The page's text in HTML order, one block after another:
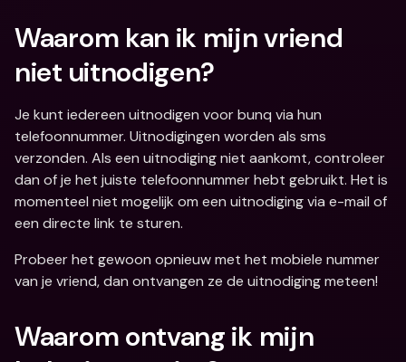
Waarom kan ik mijn vriend
niet uitnodigen?
Je kunt iedereen uitnodigen voor bunq via hun
telefoonnummer. Uitnodigingen worden als sms
verzonden. Als een uitnodiging niet aankomt, controleer
dan of je het juiste telefoonnummer hebt gebruikt. Het is
momenteel niet mogelijk om een uitnodiging via e-mail of
een directe link te sturen.
Probeer het gewoon opnieuw met het mobiele nummer
van je vriend, dan ontvangen ze de uitnodiging meteen!
Waarom ontvang ik mijn